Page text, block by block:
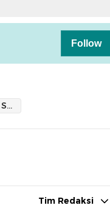
Follow
Sampah di Pasar Sentiong
Tim Redaksi